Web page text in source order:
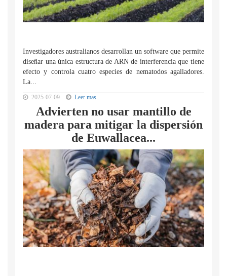
Investigadores australianos desarrollan un software que permite
diseñar una única estructura de ARN de interferencia que tiene
efecto y controla cuatro especies de nematodos agalladores.
La...
2025-07-09 Leer mas...
Advierten no usar mantillo de
madera para mitigar la dispersión
de Euwallacea...